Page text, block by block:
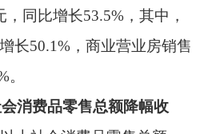
个百分点。
额以上单位18种大类
3降”，增长面为
同比增长311.8%、